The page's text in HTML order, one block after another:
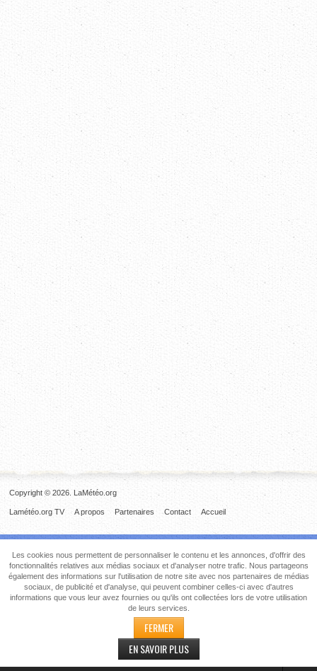
Copyright © 2026. LaMétéo.org
Accueil
Contact
Partenaires
A propos
Lamétéo.org TV
Les cookies nous permettent de personnaliser le contenu et les annonces, d'offrir des
fonctionnalités relatives aux médias sociaux et d'analyser notre trafic. Nous partageons
également des informations sur l'utilisation de notre site avec nos partenaires de médias
sociaux, de publicité et d'analyse, qui peuvent combiner celles-ci avec d'autres
informations que vous leur avez fournies ou qu'ils ont collectées lors de votre utilisation
de leurs services.
FERMER
EN SAVOIR PLUS